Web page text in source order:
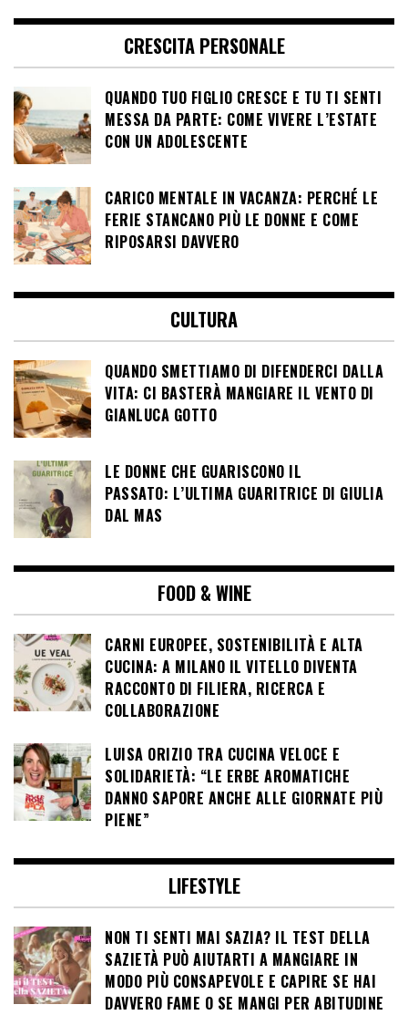
CRESCITA PERSONALE
QUANDO TUO FIGLIO CRESCE E TU TI SENTI
MESSA DA PARTE: COME VIVERE L’ESTATE
CON UN ADOLESCENTE
CARICO MENTALE IN VACANZA: PERCHÉ LE
FERIE STANCANO PIÙ LE DONNE E COME
RIPOSARSI DAVVERO
CULTURA
QUANDO SMETTIAMO DI DIFENDERCI DALLA
VITA: CI BASTERÀ MANGIARE IL VENTO DI
GIANLUCA GOTTO
LE DONNE CHE GUARISCONO IL
PASSATO: L’ULTIMA GUARITRICE DI GIULIA
DAL MAS
FOOD & WINE
CARNI EUROPEE, SOSTENIBILITÀ E ALTA
CUCINA: A MILANO IL VITELLO DIVENTA
RACCONTO DI FILIERA, RICERCA E
COLLABORAZIONE
LUISA ORIZIO TRA CUCINA VELOCE E
SOLIDARIETÀ: “LE ERBE AROMATICHE
DANNO SAPORE ANCHE ALLE GIORNATE PIÙ
PIENE”
LIFESTYLE
NON TI SENTI MAI SAZIA? IL TEST DELLA
SAZIETÀ PUÒ AIUTARTI A MANGIARE IN
MODO PIÙ CONSAPEVOLE E CAPIRE SE HAI
DAVVERO FAME O SE MANGI PER ABITUDINE